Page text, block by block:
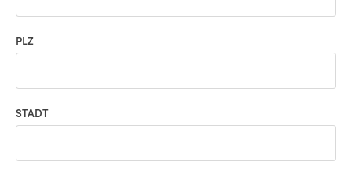
PLZ
STADT